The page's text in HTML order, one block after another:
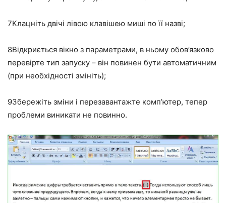
7Клацніть двічі лівою клавішею миші по її назві;
8Відкриється вікно з параметрами, в ньому обов’язково
перевірте тип запуску – він повинен бути автоматичним
(при необхідності змініть);
9Збережіть зміни і перезавантажте комп’ютер, тепер
проблеми виникати не повинно.